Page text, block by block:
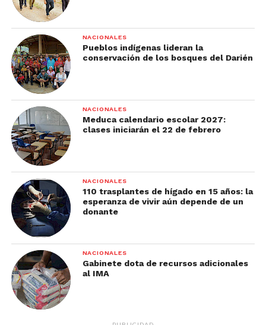
NACIONALES
Pueblos indígenas lideran la
conservación de los bosques del Darién
NACIONALES
Meduca calendario escolar 2027:
clases iniciarán el 22 de febrero
NACIONALES
110 trasplantes de hígado en 15 años: la
esperanza de vivir aún depende de un
donante
NACIONALES
Gabinete dota de recursos adicionales
al IMA